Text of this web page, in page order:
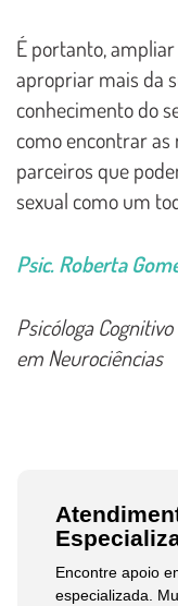
É portanto,
apropriar mais da
conhecimento do
como encontrar as
parceiros que
sexual como um
Psic. Roberta
Psicóloga
em Neurociências
Encontre apoio
especializada.